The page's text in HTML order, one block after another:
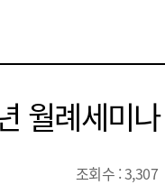
월례세미
조회수 : 3,307